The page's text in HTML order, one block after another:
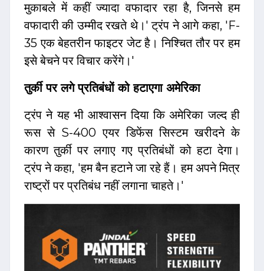
मुकाबले में कहीं ज्यादा वफादार रहा है, जिनसे हम
वफादारी की उम्मीद रखते थे।' ट्रंप ने आगे कहा, 'F-
35 एक बेहतरीन फाइटर जेट है। निश्चित तौर पर हम
इसे बेचने पर विचार करेंगे।'
तुर्की पर लगे प्रतिबंधों को हटाएगा अमेरिका
ट्रंप ने यह भी आश्वासन दिया कि अमेरिका जल्द ही
रूस से S-400 एयर डिफेंस सिस्टम खरीदने के
कारण तुर्की पर लगाए गए प्रतिबंधों को हटा देगा।
ट्रंप ने कहा, 'हम बैन हटाने जा रहे हैं। हम अपने मित्र
राष्ट्रों पर प्रतिबंध नहीं लगाना चाहते।'